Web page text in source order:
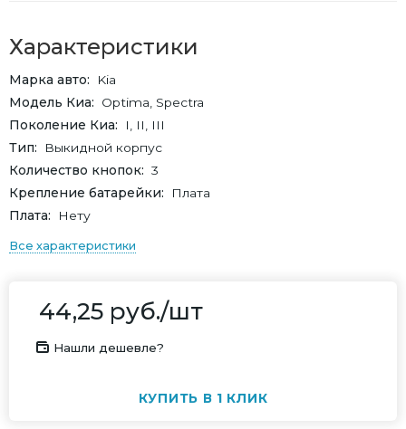
Характеристики
Марка авто
Kia
Модель Киа
Optima, Spectra
Поколение Киа
I, II, III
Тип
Выкидной корпус
Количество кнопок
3
Крепление батарейки
Плата
Плата
Нету
Все характеристики
44,25 руб./шт
Нашли дешевле?
КУПИТЬ В 1 КЛИК